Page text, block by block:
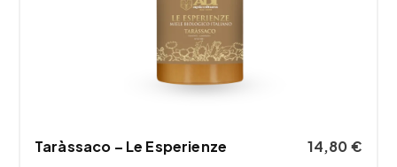
Taràssaco – Le Esperienze 14,80€